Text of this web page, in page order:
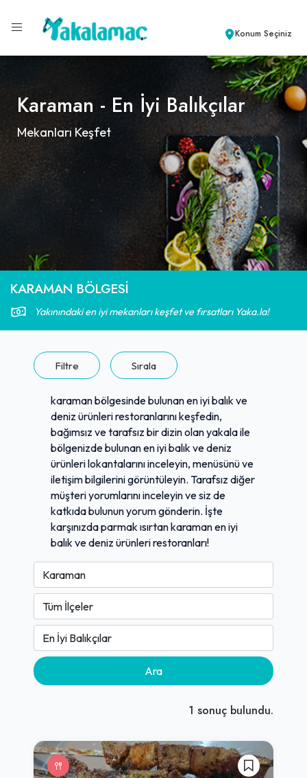
Konum Seçiniz
Karaman - En İyi Balıkçılar
Mekanları Keşfet
KARAMAN BÖLGESI
Yakınındaki en iyi mekanları keşfet ve fırsatları Yaka.la!
Filtre Sırala
karaman bölgesinde bulunan en iyi balık ve
deniz ürünleri restoranlarını keşfedin,
bağımsız ve tarafsız bir dizin olan yakala ile
bölgenizde bulunan en iyi balık ve deniz
ürünleri lokantalarını inceleyin, menüsünü ve
iletişim bilgilerini görüntüleyin. Tarafsız diğer
müşteri yorumlarını inceleyin ve siz de
katkıda bulunun yorum gönderin. İşte
karşınızda parmak ısırtan karaman en iyi
balık ve deniz ürünleri restoranları!
Ara
1 sonuç bulundu.